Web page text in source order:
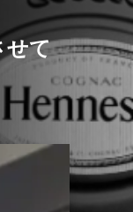
せて